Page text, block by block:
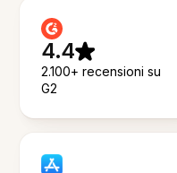
4.4
2.100+ recensioni su
G2